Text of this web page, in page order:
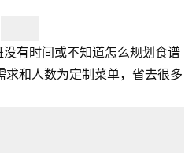
没有时间或不知道怎么规划食谱
求和人数为定制菜单，省去很多